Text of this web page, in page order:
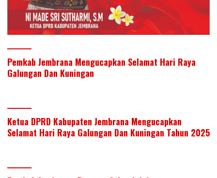
Pemkab Jembrana Mengucapkan Selamat Hari Raya
Galungan Dan Kuningan
Ketua DPRD Kabupaten Jembrana Mengucapkan
Selamat Hari Raya Galungan Dan Kuningan Tahun 2025